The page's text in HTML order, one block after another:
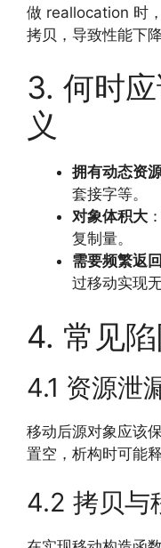
做 reallocation 时
拷贝，导致性能下
3. 何时
义
拥有动态资
套接字等。
对象体积大
复制量。
需要频繁返
过移动实现
4. 常见
4.1 资源泄
移动后源对象应该
置空，析构时可能
4.2 拷贝与